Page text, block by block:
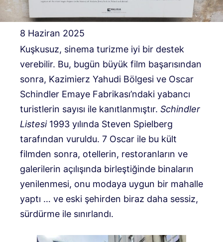
8 Haziran 2025
Kuşkusuz, sinema turizme iyi bir destek
verebilir. Bu, bugün büyük film başarısından
sonra, Kazimierz Yahudi Bölgesi ve Oscar
Schindler Emaye Fabrikası’ndaki yabancı
turistlerin sayısı ile kanıtlanmıştır. Schindler
Listesi1993 yılında Steven Spielberg
tarafından vuruldu. 7 Oscar ile bu kült
filmden sonra, otellerin, restoranların ve
galerilerin açılışında birleştiğinde binaların
yenilenmesi, onu modaya uygun bir mahalle
yaptı … ve eski şehirden biraz daha sessiz,
sürdürme ile sınırlandı.